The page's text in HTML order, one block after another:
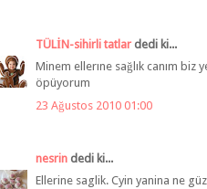
TÜLİN-sihirli tatlar dedi ki...
Minem ellerıne sağlık canım biz
öpüyorum
23 Ağustos 2010 01:00
nesrin dedi ki...
Ellerine saglik. Cyin yanina ne